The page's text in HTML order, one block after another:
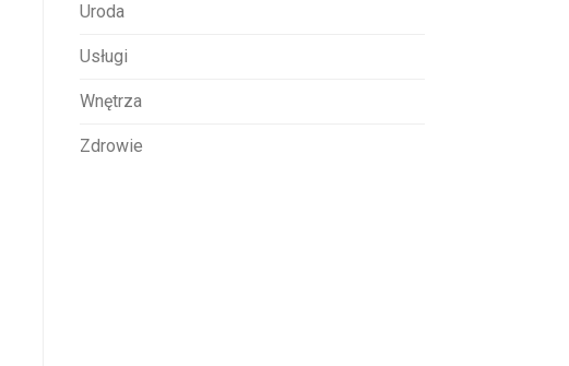
Uroda
Usługi
Wnętrza
Zdrowie